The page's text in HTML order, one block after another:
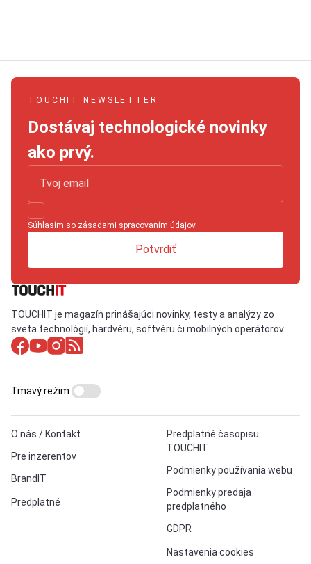
TOUCHIT NEWSLETTER
Dostávaj technologické novinky
ako prvý.
Súhlasím so zásadami spracovaním údajov.
Potvrdiť
TOUCHIT je magazín prinášajúci novinky, testy a analýzy zo
sveta technológií, hardvéru, softvéru či mobilných operátorov.
O nás / Kontakt
Pre inzerentov
BrandIT
Predplatné
Predplatné časopisu
TOUCHIT
Podmienky používania webu
Podmienky predaja
predplatného
GDPR
Nastavenia cookies
Tmavý režim